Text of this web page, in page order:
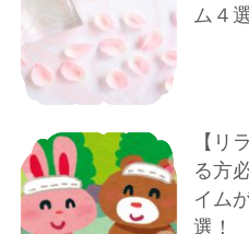
ム４選
【リ
る方
イム
選！